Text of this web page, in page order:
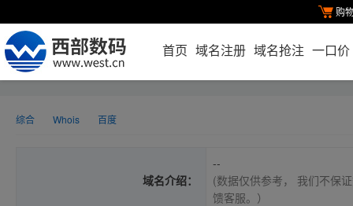
购
首页 域名注册 域名抢注 一口价
综合 Whois 百度
域名介绍：
--
(数据仅供参考， 我们不保
馈客服。）